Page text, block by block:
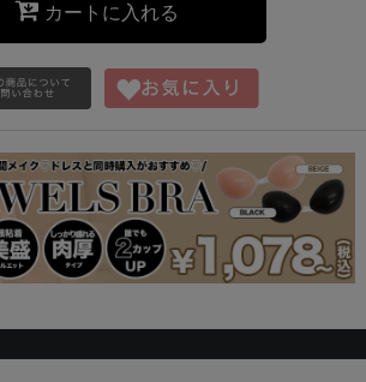
カートに入れる